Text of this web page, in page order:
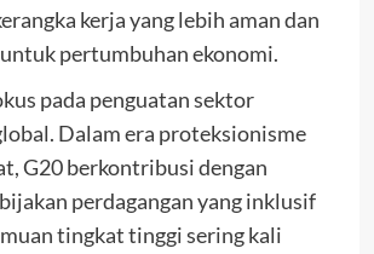
kerja yang lebih aman dan
pertumbuhan ekonomi.
pada penguatan sektor
Dalam era proteksionisme
G20 berkontribusi dengan
perdagangan yang inklusif
tingkat tinggi sering kali